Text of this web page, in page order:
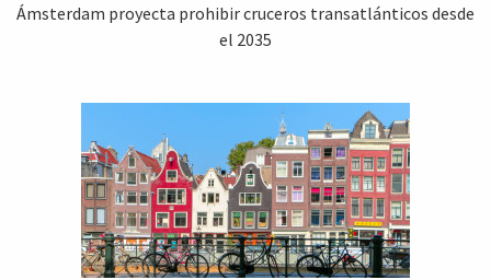
Ámsterdam proyecta prohibir cruceros transatlánticos desde
el 2035